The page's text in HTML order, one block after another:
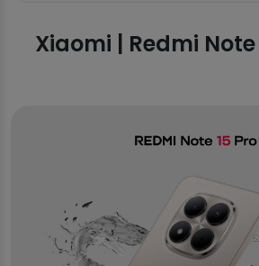
Xiaomi | Redmi Note